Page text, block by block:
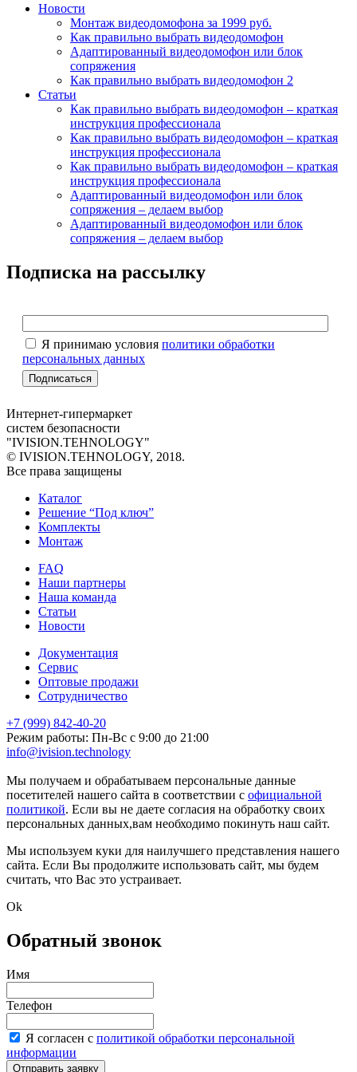
Новости
Монтаж видеодомофона за 1999 руб.
Как правильно выбрать видеодомофон
Адаптированный видеодомофон или блок
сопряжения
Как правильно выбрать видеодомофон 2
Статьи
Как правильно выбрать видеодомофон – краткая
инструкция профессионала
Как правильно выбрать видеодомофон – краткая
инструкция профессионала
Как правильно выбрать видеодомофон – краткая
инструкция профессионала
Адаптированный видеодомофон или блок
сопряжения – делаем выбор
Адаптированный видеодомофон или блок
сопряжения – делаем выбор
Подписка на рассылку
Я принимаю условия политики обработки
персональных данных
Интернет-гипермаркет
систем безопасности
"IVISION.TEHNOLOGY"
© IVISION.TEHNOLOGY, 2018.
Все права защищены
Каталог
Решение “Под ключ”
Комплекты
Монтаж
FAQ
Наши партнеры
Наша команда
Статьи
Новости
Документация
Сервис
Оптовые продажи
Сотрудничество
+7 (999) 842-40-20
Режим работы: Пн-Вс с 9:00 до 21:00
info@ivision.technology
Мы получаем и обрабатываем персональные данные
посетителей нашего сайта в соответствии с официальной
политикой. Если вы не даете согласия на обработку своих
персональных данных,вам необходимо покинуть наш сайт.
Мы используем куки для наилучшего представления нашего
сайта. Если Вы продолжите использовать сайт, мы будем
считать, что Вас это устраивает.
Ok
Обратный звонок
Имя
Телефон
Я согласен с политикой обработки персональной
информации